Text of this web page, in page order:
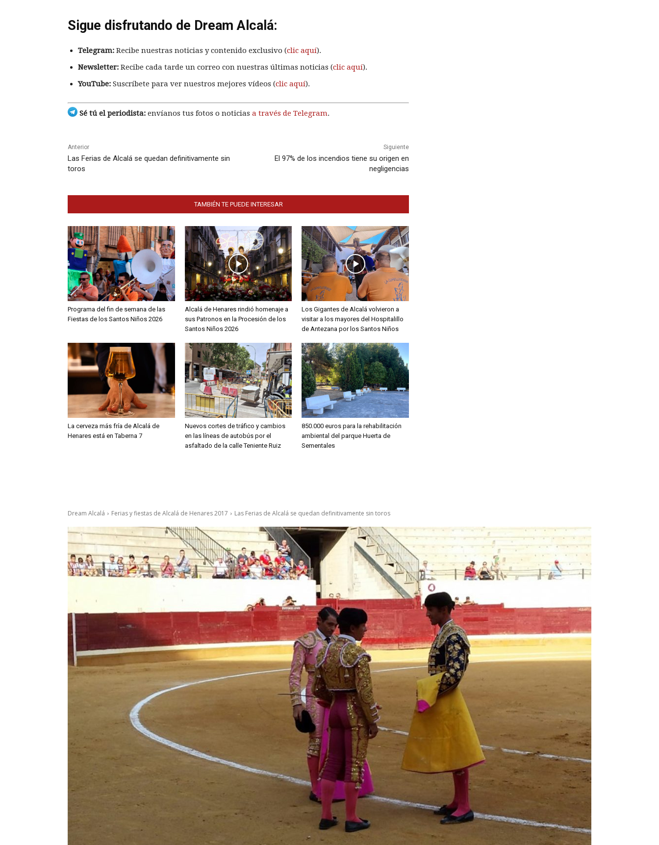
Sigue disfrutando de Dream Alcalá:
Telegram: Recibe nuestras noticias y contenido exclusivo (clic aquí).
Newsletter: Recibe cada tarde un correo con nuestras últimas noticias (clic aquí).
YouTube: Suscríbete para ver nuestros mejores vídeos (clic aquí).
Sé tú el periodista: envíanos tus fotos o noticias a través de Telegram.
Anterior
Las Ferias de Alcalá se quedan definitivamente sin
toros
Siguiente
El 97% de los incendios tiene su origen en
negligencias
TAMBIÉN TE PUEDE INTERESAR
Programa del fin de semana de las
Fiestas de los Santos Niños 2026
Alcalá de Henares rindió homenaje a
sus Patronos en la Procesión de los
Santos Niños 2026
Los Gigantes de Alcalá volvieron a
visitar a los mayores del Hospitalillo
de Antezana por los Santos Niños
La cerveza más fría de Alcalá de
Henares está en Taberna 7
Nuevos cortes de tráfico y cambios
en las líneas de autobús por el
asfaltado de la calle Teniente Ruiz
850.000 euros para la rehabilitación
ambiental del parque Huerta de
Sementales